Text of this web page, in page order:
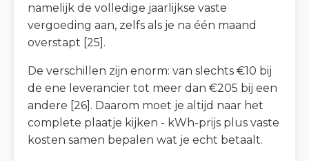
namelijk de volledige jaarlijkse vaste
vergoeding aan, zelfs als je na één maand
overstapt [25].
De verschillen zijn enorm: van slechts €10 bij
de ene leverancier tot meer dan €205 bij een
andere [26]. Daarom moet je altijd naar het
complete plaatje kijken - kWh-prijs plus vaste
kosten samen bepalen wat je echt betaalt.